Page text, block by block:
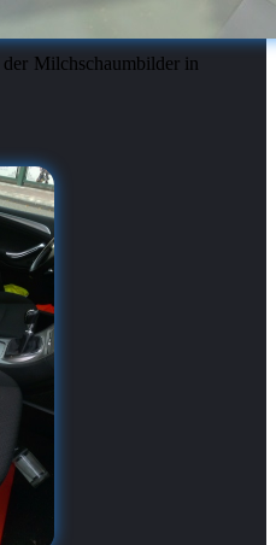
Milchschaumbilder in